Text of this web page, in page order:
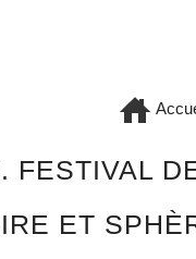
FESTIVAL
ET